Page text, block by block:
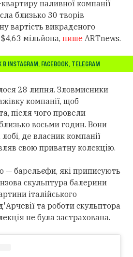
паливної компанії
близько 30 творів
вартість викраденого
мільйона, пише ARTnews.
В INSTAGRAM, FACEBOOK, TELEGRAM
28 липня. Зловмисники
компанії, щоб
після чого провели
восьми годин. Вони
де власник компанії
свою приватну колекцію.
— барельєфи, які приписують
скульптура балерини
італійського
та роботи скульптора
не була застрахована.